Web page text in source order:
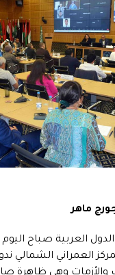
ماهر
المركز العمراني الشمالي
والأزمات وهي ظاهرة